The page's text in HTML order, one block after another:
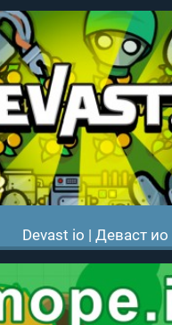
Devast io | Деваст ио